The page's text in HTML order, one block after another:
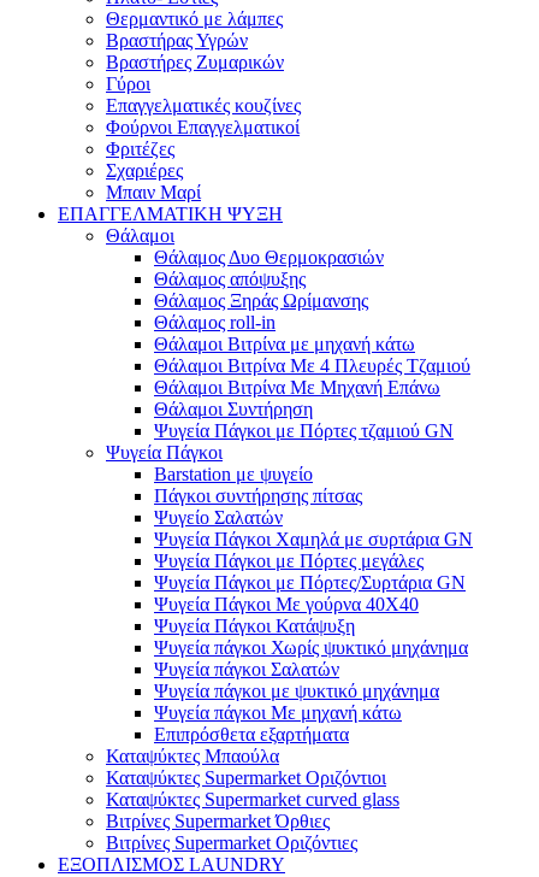
Θερμαντικό με λάμπες
Βραστήρας Υγρών
Βραστήρες Ζυμαρικών
Γύροι
Επαγγελματικές κουζίνες
Φούρνοι Επαγγελματικοί
Φριτέζες
Σχαριέρες
Μπαιν Μαρί
ΕΠΑΓΓΕΛΜΑΤΙΚΗ ΨΥΞΗ
Θάλαμοι
Θάλαμος Δυο Θερμοκρασιών
Θάλαμος απόψυξης
Θάλαμος Ξηράς Ωρίμανσης
Θάλαμος roll-in
Θάλαμοι Βιτρίνα με μηχανή κάτω
Θάλαμοι Βιτρίνα Με 4 Πλευρές Τζαμιού
Θάλαμοι Βιτρίνα Με Μηχανή Επάνω
Θάλαμοι Συντήρηση
Ψυγεία Πάγκοι με Πόρτες τζαμιού GN
Ψυγεία Πάγκοι
Barstation με ψυγείο
Πάγκοι συντήρησης πίτσας
Ψυγείο Σαλατών
Ψυγεία Πάγκοι Χαμηλά με συρτάρια GN
Ψυγεία Πάγκοι με Πόρτες μεγάλες
Ψυγεία Πάγκοι με Πόρτες/Συρτάρια GN
Ψυγεία Πάγκοι Με γούρνα 40Χ40
Ψυγεία Πάγκοι Κατάψυξη
Ψυγεία πάγκοι Χωρίς ψυκτικό μηχάνημα
Ψυγεία πάγκοι Σαλατών
Ψυγεία πάγκοι με ψυκτικό μηχάνημα
Ψυγεία πάγκοι Με μηχανή κάτω
Επιπρόσθετα εξαρτήματα
Καταψύκτες Μπαούλα
Καταψύκτες Supermarket Οριζόντιοι
Καταψύκτες Supermarket curved glass
Βιτρίνες Supermarket Όρθιες
Βιτρίνες Supermarket Οριζόντιες
ΕΞΟΠΛΙΣΜΟΣ LAUNDRY